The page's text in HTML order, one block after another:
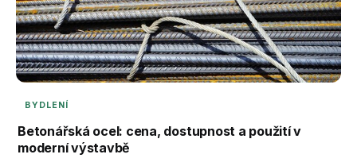
BYDLENÍ
Betonářská ocel: cena, dostupnost a použití v
moderní výstavbě